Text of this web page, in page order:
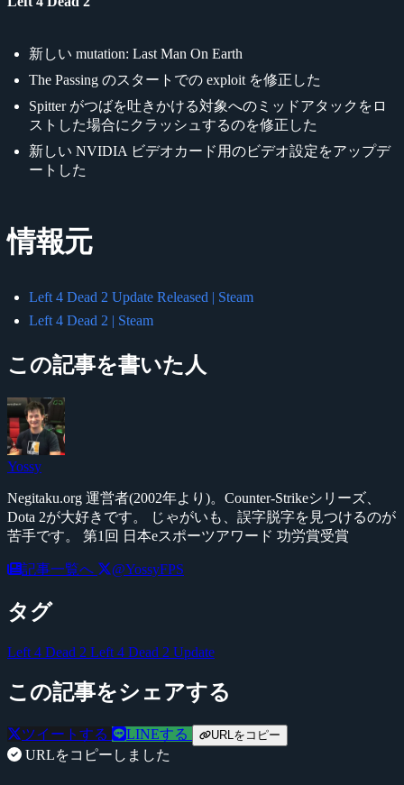
新しい mutation: Last Man On Earth
The Passing のスタートでの exploit を修正した
Spitter がつばを吐きかける対象へのミッドアタックをロ
ストした場合にクラッシュするのを修正した
新しい NVIDIA ビデオカード用のビデオ設定をアップデ
ートした
情報元
Left 4 Dead 2 Update Released | Steam
Left 4 Dead 2 | Steam
この記事を書いた人
Yossy
Negitaku.org 運営者(2002年より)。Counter-Strikeシリーズ、
Dota 2が大好きです。 じゃがいも、誤字脱字を見つけるのが
苦手です。 第1回 日本eスポーツアワード 功労賞受賞
記事一覧へ @YossyFPS
タグ
Left 4 Dead 2 Left 4 Dead 2 Update
この記事をシェアする
ツイートする LINEする URLをコピー
URLをコピーしました